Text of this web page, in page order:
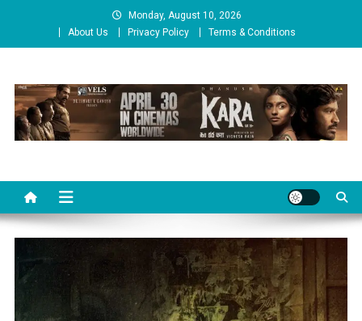
content
Monday, August 10, 2026
About Us
Privacy Policy Terms & Conditions
Cinema Paarvai